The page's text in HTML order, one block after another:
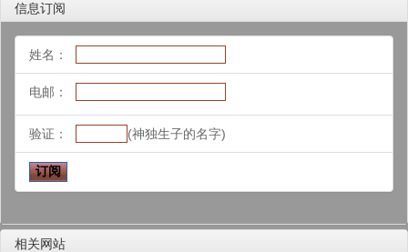
信息订阅
姓名：
电邮：
验证： (神独生子的名字)
相关网站